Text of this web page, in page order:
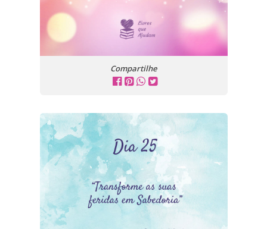
Compartilhe